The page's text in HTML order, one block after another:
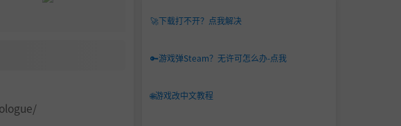
🚀下载打不开？点我解决
🔑游戏弹Steam？无许可怎么办-点我
🌐游戏改中文教程